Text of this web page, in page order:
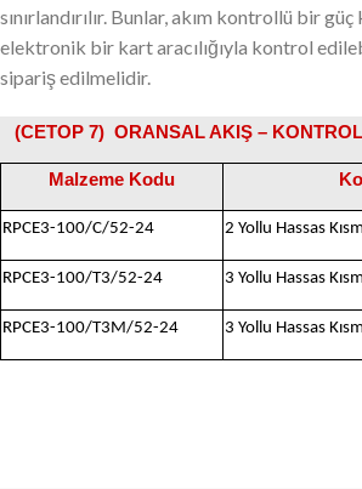
sınırlandırılır. Bunlar, akım kontrollü bir
elektronik bir kart aracılığıyla kontrol
sipariş edilmelidir.
(CETOP 7) ORANSAL AKIŞ –
Malzeme Kodu
RPCE3-100/C/52-24 2 Yollu Hassas
RPCE3-100/T3/52-24 3 Yollu Hassas
RPCE3-100/T3M/52-24 3 Yollu Hassas